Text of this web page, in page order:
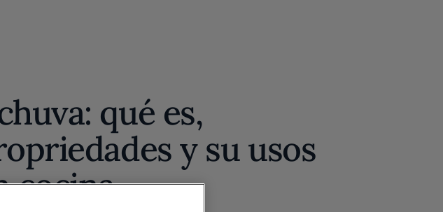
qué es,
y su usos
cocina